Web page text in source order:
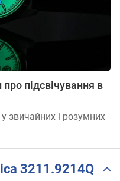
підсвічування в
звичайних і розумних
3211.9214Q